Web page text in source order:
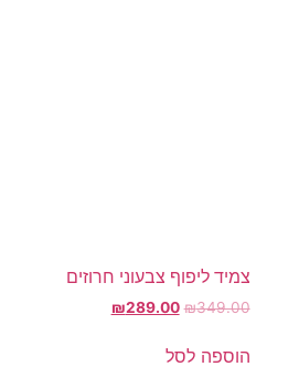
צמיד ליפוף צבעוני חרוזים
₪349.00
המחיר
היה:
₪289.00
הוספה לסל